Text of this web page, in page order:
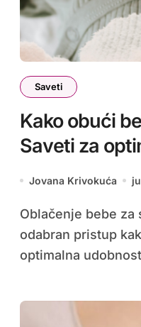
Saveti
Kako obući
Saveti za
Jovana Krivokuća
Oblačenje bebe za spavanje zahteva pažljivo
odabran pristup
optimalna